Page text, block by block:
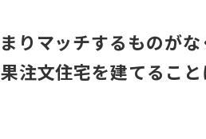
りマッチするものがな
注文住宅を建てること